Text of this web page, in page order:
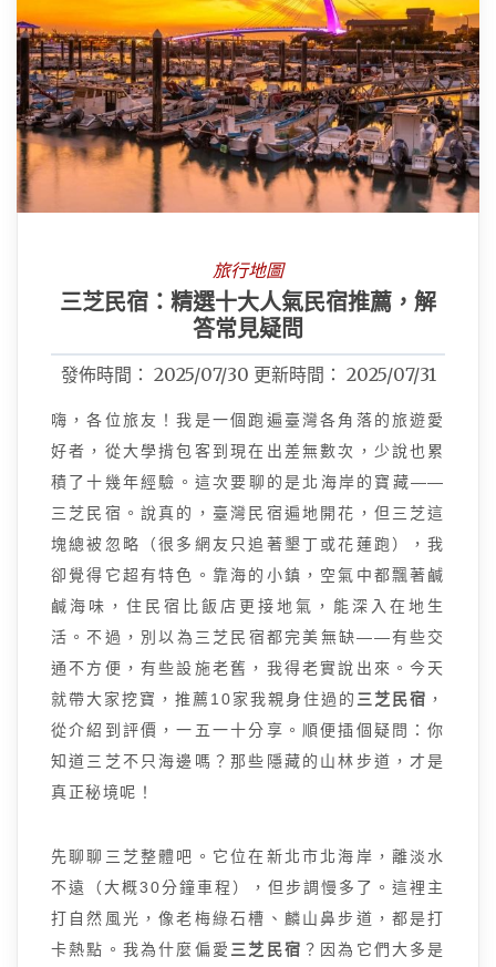
旅行地圖
三芝民宿：精選十大人氣民宿推薦，解
答常見疑問
發佈時間： 2025/07/30 更新時間： 2025/07/31
嗨，各位旅友！我是一個跑遍臺灣各角落的旅遊愛
好者，從大學揹包客到現在出差無數次，少說也累
積了十幾年經驗。這次要聊的是北海岸的寶藏——
三芝民宿。說真的，臺灣民宿遍地開花，但三芝這
塊總被忽略（很多網友只追著墾丁或花蓮跑），我
卻覺得它超有特色。靠海的小鎮，空氣中都飄著鹹
鹹海味，住民宿比飯店更接地氣，能深入在地生
活。不過，別以為三芝民宿都完美無缺——有些交
通不方便，有些設施老舊，我得老實說出來。今天
就帶大家挖寶，推薦10家我親身住過的 三芝民宿 ，
從介紹到評價，一五一十分享。順便插個疑問：你
知道三芝不只海邊嗎？那些隱藏的山林步道，才是
真正秘境呢！
先聊聊三芝整體吧。它位在新北市北海岸，離淡水
不遠（大概30分鐘車程），但步調慢多了。這裡主
打自然風光，像老梅綠石槽、麟山鼻步道，都是打
卡熱點。我為什麼偏愛 三芝民宿 ？因為它們大多是